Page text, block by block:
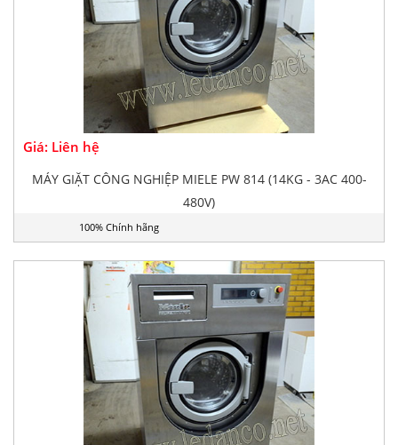
Giá: Liên hệ
MÁY GIẶT CÔNG NGHIỆP MIELE PW 814 (14KG - 3AC 400-
480V)
100% Chính hãng